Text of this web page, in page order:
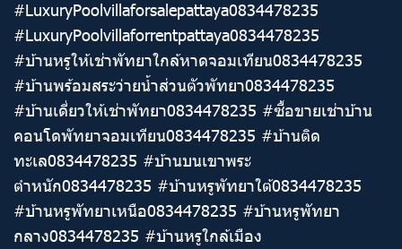
#LuxuryPoolvillaforsalepattaya0834478235
#LuxuryPoolvillaforrentpattaya0834478235
#บ้านหรูให้เช่าพัทยาใกล้หาดจอมเทียน0834478235
#บ้านพร้อมสระว่ายน้ำส่วนตัวพัทยา0834478235
#บ้านเดี่ยวให้เช่าพัทยา0834478235 #ซื้อขายเช่าบ้าน
คอนโดพัทยาจอมเทียน0834478235 #บ้านติด
ทะเล0834478235 #บ้านบนเขาพระ
ตำหนัก0834478235 #บ้านหรูพัทยาใต้0834478235
#บ้านหรูพัทยาเหนือ0834478235 #บ้านหรูพัทยา
กลาง0834478235 #บ้านหรูใกล้เมือง